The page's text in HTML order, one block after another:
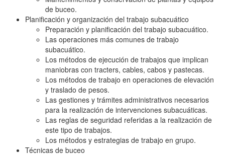
de buceo.
Planificación y organización del trabajo subacuático
Preparación y planificación del trabajo subacuático.
Las operaciones más comunes de trabajo
subacuático.
Los métodos de ejecución de trabajos que implican
maniobras con tracters, cables, cabos y pastecas.
Los métodos de trabajo en operaciones de elevación
y traslado de pesos.
Las gestiones y trámites administrativos necesarios
para la realización de intervenciones subacuáticas.
Las reglas de seguridad referidas a la realización de
este tipo de trabajos.
Los métodos y estrategias de trabajo en grupo.
Técnicas de buceo